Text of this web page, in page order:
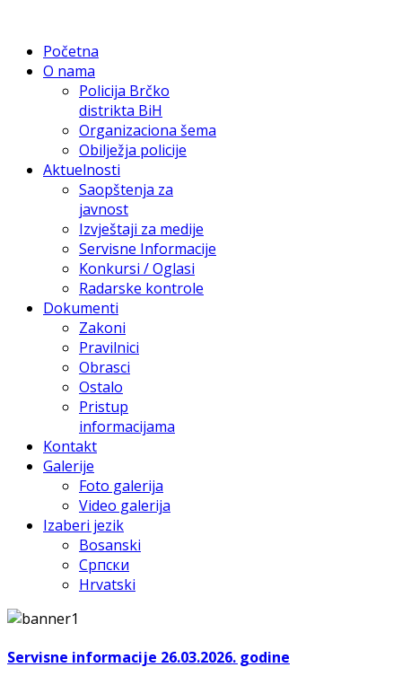
Početna
O nama
Policija Brčko
distrikta BiH
Organizaciona šema
Obilježja policije
Aktuelnosti
Saopštenja za
javnost
Izvještaji za medije
Servisne Informacije
Konkursi / Oglasi
Radarske kontrole
Dokumenti
Zakoni
Pravilnici
Obrasci
Ostalo
Pristup
informacijama
Kontakt
Galerije
Foto galerija
Video galerija
Izaberi jezik
Bosanski
Српски
Hrvatski
Servisne informacije 26.03.2026. godine